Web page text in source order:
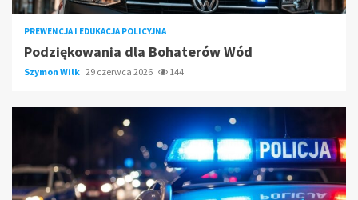
PREWENCJA I EDUKACJA POLICYJNA
Podziękowania dla Bohaterów Wód
Szymon Wilk 29 czerwca 2026 144